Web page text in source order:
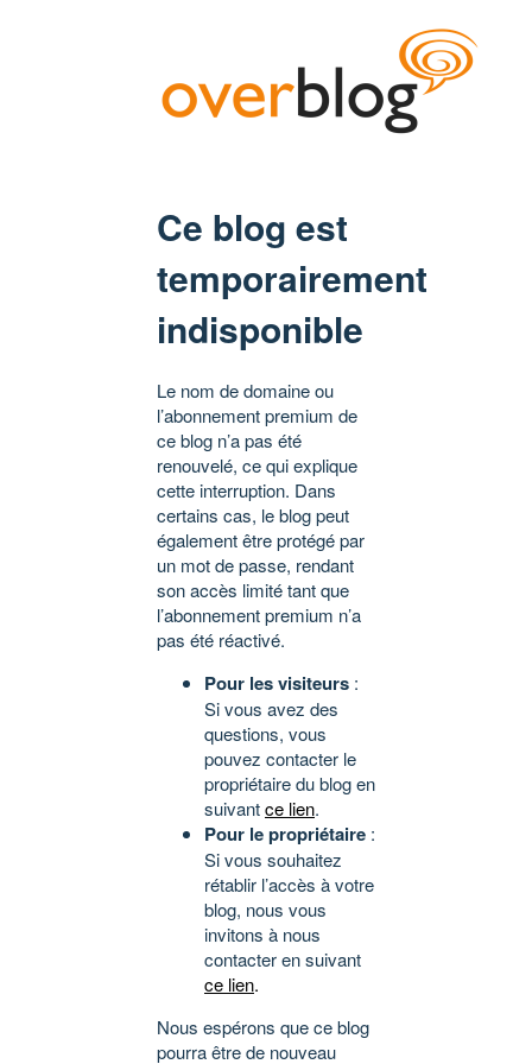
Ce blog est
temporairement
indisponible
Le nom de domaine ou
l’abonnement premium de
ce blog n’a pas été
renouvelé, ce qui explique
cette interruption. Dans
certains cas, le blog peut
également être protégé par
un mot de passe, rendant
son accès limité tant que
l’abonnement premium n’a
pas été réactivé.
Pour les visiteurs :
Si vous avez des
questions, vous
pouvez contacter le
propriétaire du blog en
suivantce lien.
Pour le propriétaire :
Si vous souhaitez
rétablir l’accès à votre
blog, nous vous
invitons à nous
contacter en suivant
ce lien.
Nous espérons que ce blog
pourra être de nouveau